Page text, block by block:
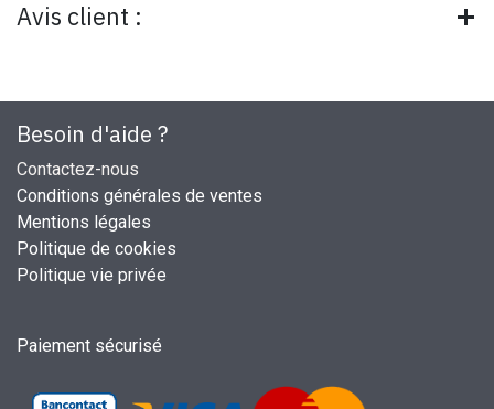
Avis client :
Besoin d'aide ?
Contactez-nous
Conditions générales de ventes
Mentions légales
Politique de cookies
Politique vie privée
Paiement sécurisé